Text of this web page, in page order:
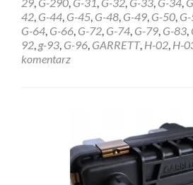
42, G-44, G-45, G-48, G-49, G-50,
G-64, G-66, G-72, G-74, G-79, G-83,
92, g-93, G-96, GARRETT, H-02, H-
komentarz